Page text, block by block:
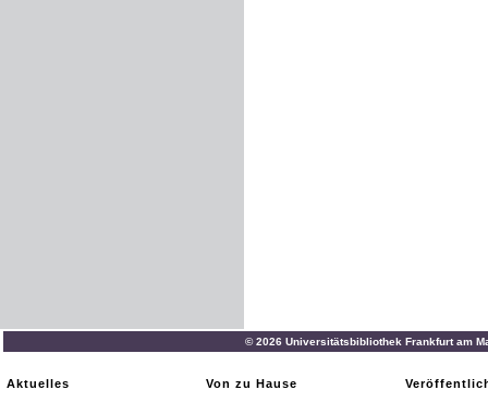
© 2026 Universitätsbibliothek Frankfurt am
Aktuelles
Von zu Hause